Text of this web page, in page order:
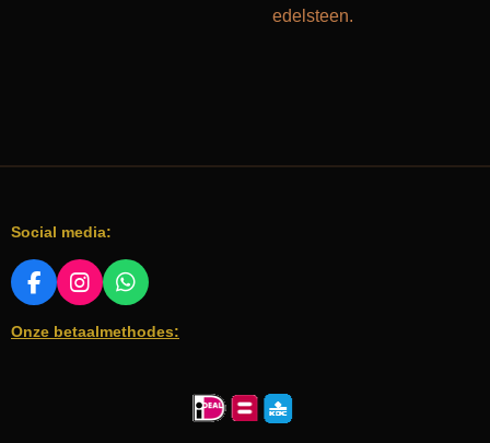
edelsteen.
Social media:
F
C
I
S
W
A
Onze betaalmethodes: